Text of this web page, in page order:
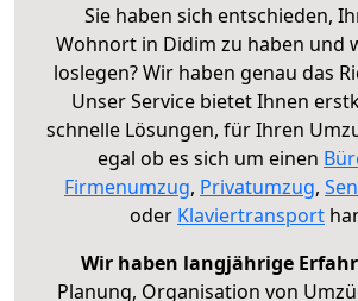
Sie haben sich entschieden,
Wohnort in Didim zu haben und
loslegen? Wir haben genau das
Unser Service bietet Ihnen
schnelle Lösungen, für Ihren
egal ob es sich um einen
Firmenumzug, Privatumzug,
oder Klaviertransport
Wir haben langjährige
Planung, Organisation von